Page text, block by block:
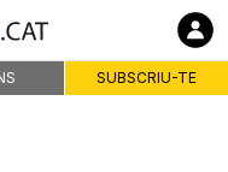
SUBSCRIU-TE